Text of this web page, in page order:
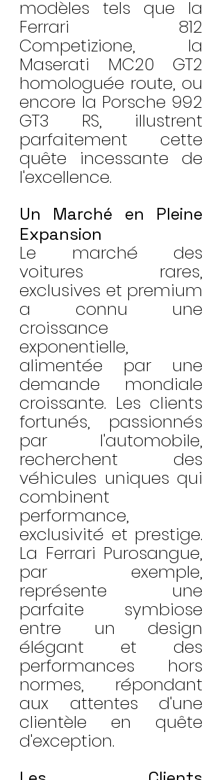
modèles tels que la
Ferrari 812
Competizione, la
Maserati MC20 GT2
homologuée route, ou
encore la Porsche 992
GT3 RS, illustrent
parfaitement cette
quête incessante de
l'excellence.
Un Marché en Pleine
Expansion
Le marché des
voitures rares,
exclusives et premium
a connu une
croissance
exponentielle,
alimentée par une
demande mondiale
croissante. Les clients
fortunés, passionnés
par l'automobile,
recherchent des
véhicules uniques qui
combinent
performance,
exclusivité et prestige.
La Ferrari Purosangue,
par exemple,
représente une
parfaite symbiose
entre un design
élégant et des
performances hors
normes, répondant
aux attentes d'une
clientèle en quête
d'exception.